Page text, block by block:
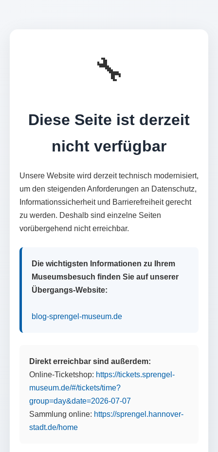
🔧
Diese Seite ist derzeit
nicht verfügbar
Unsere Website wird derzeit technisch modernisiert,
um den steigenden Anforderungen an Datenschutz,
Informationssicherheit und Barrierefreiheit gerecht
zu werden. Deshalb sind einzelne Seiten
vorübergehend nicht erreichbar.
Die wichtigsten Informationen zu Ihrem
Museumsbesuch finden Sie auf unserer
Übergangs-Website:
blog-sprengel-museum.de
Direkt erreichbar sind außerdem:
Online-Ticketshop: https://tickets.sprengel-
museum.de/#/tickets/time?
group=day&date=2026-07-07
Sammlung online: https://sprengel.hannover-
stadt.de/home